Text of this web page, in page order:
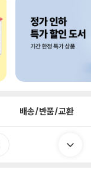
배송/반품/교환